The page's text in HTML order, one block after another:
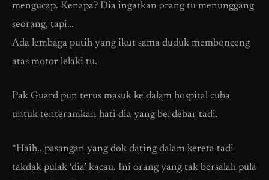
mengucap. Kenapa? Dia ingatkan orang tu menunggang
seorang, tapi…
Ada lembaga putih yang ikut sama duduk membonceng
atas motor lelaki tu.
Pak Guard pun terus masuk ke dalam hospital cuba
untuk tenteramkan hati dia yang berdebar tadi.
“Haih.. pasangan yang dok dating dalam kereta tadi
takdak pulak ‘dia’ kacau. Ini orang yang tak bersalah pula